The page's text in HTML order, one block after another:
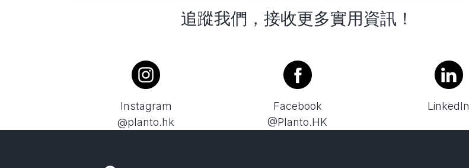
追蹤我們，接收更多實用資訊！
Instagram
@planto.hk
Facebook
@Planto.HK
LinkedIn